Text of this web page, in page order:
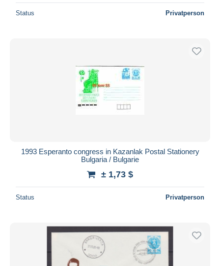
Status Privatperson
1993 Esperanto congress in Kazanlak Postal Stationery
Bulgaria / Bulgarie
± 1,73 $
Status Privatperson